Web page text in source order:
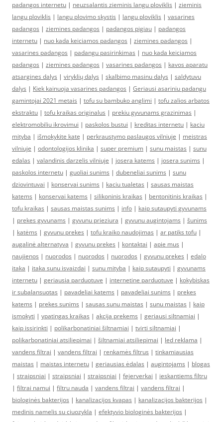
padangos internetu | neuzsalantis zieminis langu ploviklis | zieminis
langu ploviklis | langu plovimo skystis | langu ploviklis | vasarines
padangos | ziemines padangos | padangos pigiau | padangos
internetu | nuo kada keiciamos padangos | ziemines padangos |
vasarines padangos | padangu pasirinkimas | nuo kada keiciamos
padangos | ziemines padangos | vasarines padangos | kavos aparatu
atsargines dalys | viryklių dalys | skalbimo masinu dalys | saldytuvu
dalys | Kiek kainuoja vasarines padangos | Geriausi asariniu padangu
gamintojai 2021 metais | tofu su bambuko anglimi | tofu zalios arbatos
ekstraktu | tofu kraikas originalus | prekiu gyvunams grazinimas |
elektromobiliu ikrovimui | paskolos bustui | kreditas internetu | kaciu
mityba | išmokykite katę | perkraustymo paslaugos vilniuje | meistras
vilniuje | odontologijos klinika | super premium | sunu maistas | sunu
edalas | valandinis darzelis vilniuje | josera katems | josera sunims |
paskolos internetu | guoliai sunims | dubeneliai sunims | sunu
dziovintuvai | konservai sunims | kaciu tualetas | sausas maistas
katems | konservai katems | silikoninis kraikas | bentonitinis kraikas |
tofu kraikas | sausas maistas sunims | info | kaip sutaupyti gyvunams
| prekes gyvunams | gyvunu prieziura | gyvunu augintojams | šunims
| katėms | gyvunu prekes | tofu kraiko naudojimas | ar patiks tofu |
augalinė alternatyva | gyvunu prekes | kontaktai | apie mus |
naujienos | nuorodos | nuorodos | nuorodos | gyvunu prekes | edalo
itaka | itaka sunu isvaizdai | sunu mityba | kaip sutaupyti | gyvunams
internetu | geriausia parduotuve | internetine parduotuve | kokybiskas
ir subalansuotas | pavadeliai katems | pavadeliai sunims | prekes
katems | prekes sunims | sausas sunu maistas | sunu maistas | kaip
ismokyti | ypatingas kraikas | akcija prekems | geriausi siltnamiai |
kaip issirinkti | polikarbonatiniai šiltnamiai | tvirti siltnamiai |
polikarbonatiniai atsiliepimai | šiltnamiai atsiliepimai | led reklama |
vandens filtrai | vandens filtrai | renkamės filtrus | tinkamiausias
maistas | maistas internetu | geriausias ėdalas | augintojams | blogas
| straipsniai | straipsniai | straipsniai | fejerverkai | ieskantiems filtru
| filtrai namui | filtru nauda | vandens filtrai | vandens filtrai |
biologinės bakterijos | kanalizacijos kvapas | kanalizacijos bakterijos |
medinis namelis su ciuozykla | efektyvio biologinės bakterijos |